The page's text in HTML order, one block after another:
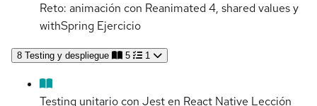
Reto: animación con Reanimated 4, shared values y
withSpring Ejercicio
8 Testing y despliegue 5 1
Testing unitario con Jest en React Native Lección